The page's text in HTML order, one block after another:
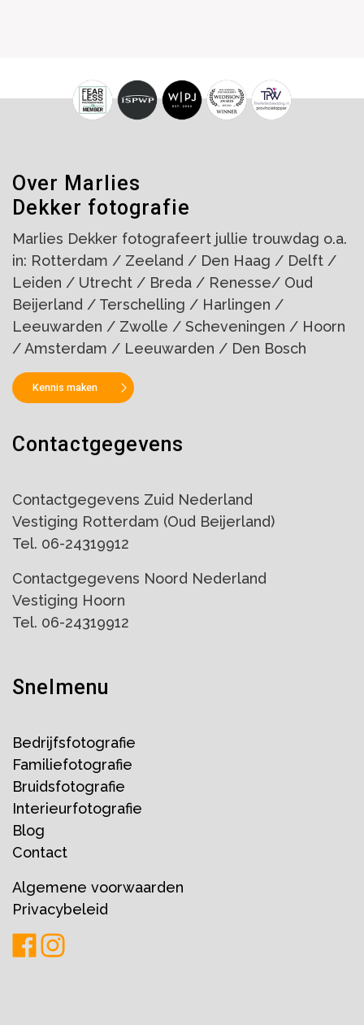
Over Marlies
Dekker fotografie
Marlies Dekker fotografeert jullie trouwdag o.a.
in: Rotterdam / Zeeland / Den Haag / Delft /
Leiden / Utrecht / Breda / Renesse/ Oud
Beijerland / Terschelling / Harlingen /
Leeuwarden / Zwolle / Scheveningen / Hoorn
/ Amsterdam / Leeuwarden / Den Bosch
Kennis maken
Contactgegevens
Contactgegevens Zuid Nederland
Vestiging Rotterdam (Oud Beijerland)
Tel. 06-24319912
Contactgegevens Noord Nederland
Vestiging Hoorn
Tel. 06-24319912
Snelmenu
Bedrijfsfotografie
Familiefotografie
Bruidsfotografie
Interieurfotografie
Blog
Contact
Algemene voorwaarden
Privacybeleid